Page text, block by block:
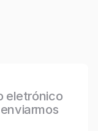
eletrónico